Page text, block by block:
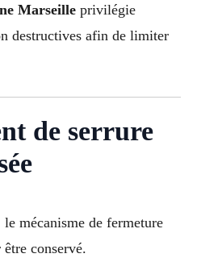
Marseille privilégie
destructives afin de limiter
de serrure
mécanisme de fermeture
conservé.